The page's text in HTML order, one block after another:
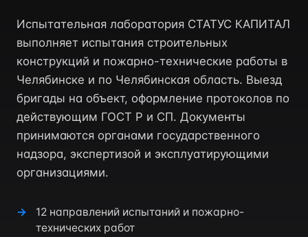
Испытательная лаборатория СТАТУС КАПИТАЛ
выполняет испытания строительных
конструкций и пожарно-технические работы в
Челябинске и по Челябинская область. Выезд
бригады на объект, оформление протоколов по
действующим ГОСТ Р и СП. Документы
принимаются органами государственного
надзора, экспертизой и эксплуатирующими
организациями.
12 направлений испытаний и пожарно-
технических работ